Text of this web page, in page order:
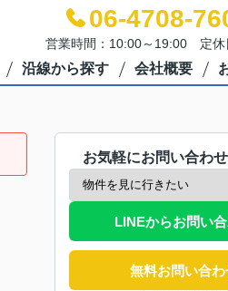
06-4708-
営業時間：10:00～19:00 定休
沿線から探す 会社概要
お気軽にお問い合わ
LINEからお問い
無料お問い合わ